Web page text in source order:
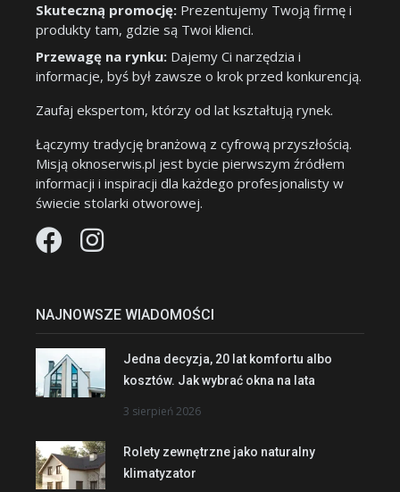
Skuteczną promocję: Prezentujemy Twoją firmę i
produkty tam, gdzie są Twoi klienci.
Przewagę na rynku: Dajemy Ci narzędzia i
informacje, byś był zawsze o krok przed konkurencją.
Zaufaj ekspertom, którzy od lat kształtują rynek.
Łączymy tradycję branżową z cyfrową przyszłością.
Misją oknoserwis.pl jest bycie pierwszym źródłem
informacji i inspiracji dla każdego profesjonalisty w
świecie stolarki otworowej.
NAJNOWSZE WIADOMOŚCI
Jedna decyzja, 20 lat komfortu albo
kosztów. Jak wybrać okna na lata
3 sierpień 2026
Rolety zewnętrzne jako naturalny
klimatyzator